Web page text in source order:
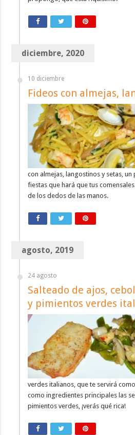
diciembre, 2020
10 diciembre
Fideos con almejas,
con almejas, langostinos y setas,
fiestas que hará que tus
de los dedos de las manos.
agosto, 2019
24 agosto
Salteado de ajos,
y pimientos verdes
verdes italianos, que te servirá
como ingredientes principales las
pimientos verdes, ¡verás qué rica!